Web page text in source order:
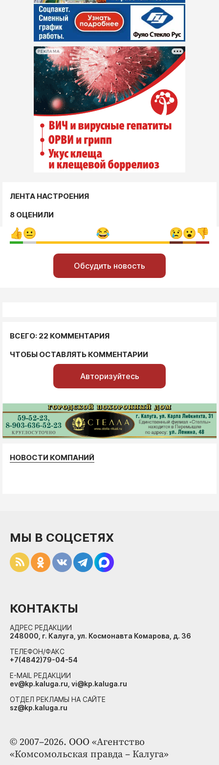
РЕКЛАМА
ЛЕНТА НАСТРОЕНИЯ
8 ОЦЕНИЛИ
Обсудить новость
ВСЕГО: 22 КОММЕНТАРИЯ
ЧТОБЫ ОСТАВЛЯТЬ КОММЕНТАРИИ
Авторизуйтесь
НОВОСТИ КОМПАНИЙ
© 2007–2026. ООО «Агентство
«Комсомольская правда – Калуга»
МЫ В СОЦСЕТЯХ
КОНТАКТЫ
АДРЕС РЕДАКЦИИ
248000, г. Калуга, ул. Космонавта Комарова, д. 36
ТЕЛЕФОН/ФАКС
+7(4842)79-04-54
E-MAIL РЕДАКЦИИ
ev@kp.kaluga.ru, vi@kp.kaluga.ru
ОТДЕЛ РЕКЛАМЫ НА САЙТЕ
sz@kp.kaluga.ru